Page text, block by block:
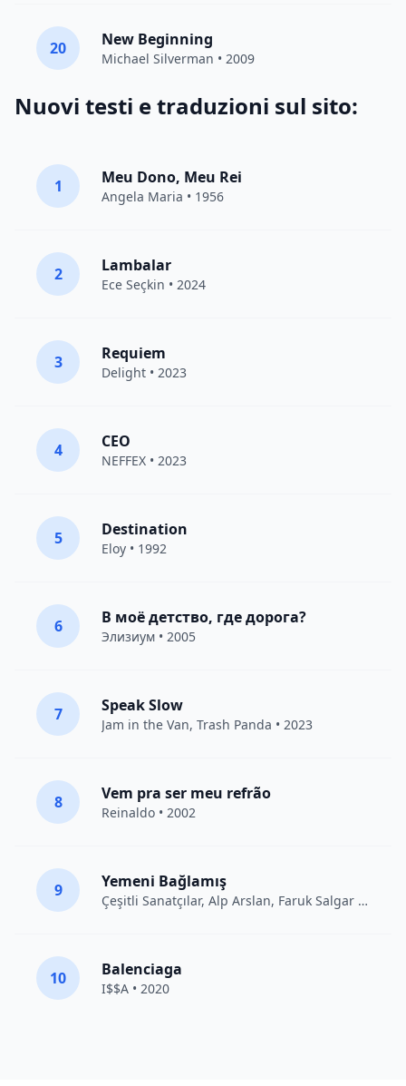
20 New Beginning
Michael Silverman • 2009
Nuovi testi e traduzioni sul sito:
1 Meu Dono, Meu Rei
Angela Maria • 1956
2 Lambalar
Ece Seçkin • 2024
3 Requiem
Delight • 2023
4 CEO
NEFFEX • 2023
5 Destination
Eloy • 1992
6 В моё детство, где дорога?
Элизиум • 2005
7 Speak Slow
Jam in the Van, Trash Panda • 2023
8 Vem pra ser meu refrão
Reinaldo • 2002
9 Yemeni Bağlamış
Çeşitli Sanatçılar, Alp Arslan, Faruk Salgar • 2012
10 Balenciaga
I$$A • 2020